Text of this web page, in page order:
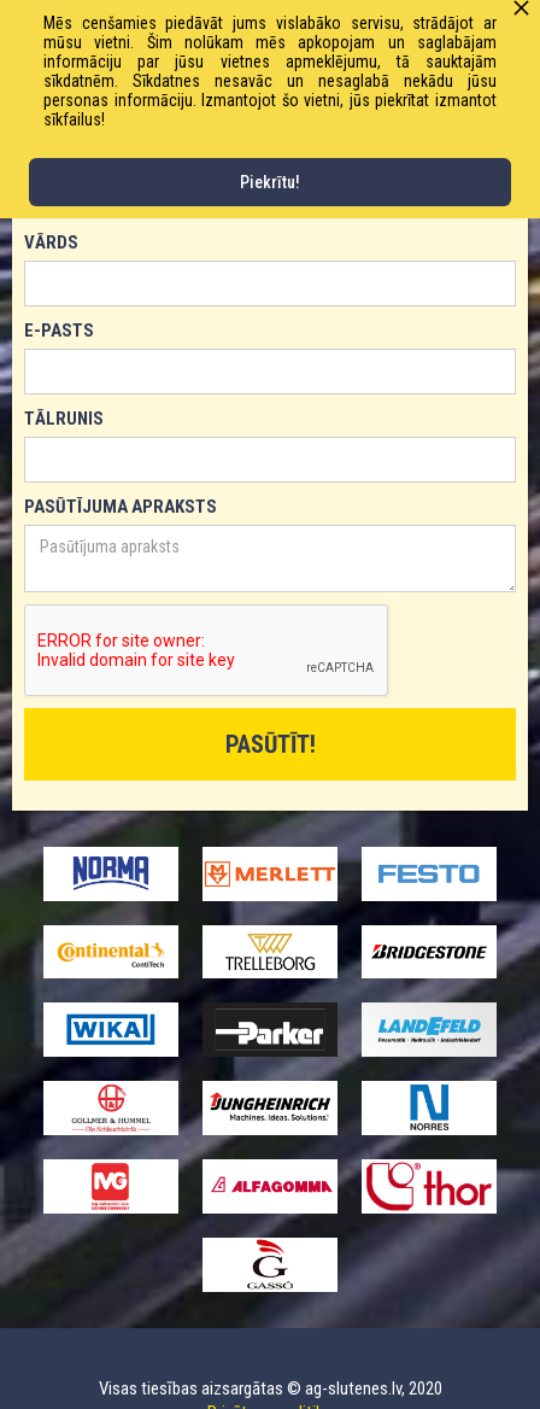
Svars: 4700 g / m
Ruļļa garums: 10 m
VĀRDS
E-PASTS
TĀLRUNIS
PASŪTĪJUMA APRAKSTS
Visas tiesības aizsargātas © ag-slutenes.lv, 2020
Mēs cenšamies piedāvāt jums vislabāko servisu, strādājot ar
mūsu vietni. Šim nolūkam mēs apkopojam un saglabājam
informāciju par jūsu vietnes apmeklējumu, tā sauktajām
sīkdatnēm. Sīkdatnes nesavāc un nesaglabā nekādu jūsu
personas informāciju. Izmantojot šo vietni, jūs piekrītat izmantot
sīkfailus!
Piekrītu!